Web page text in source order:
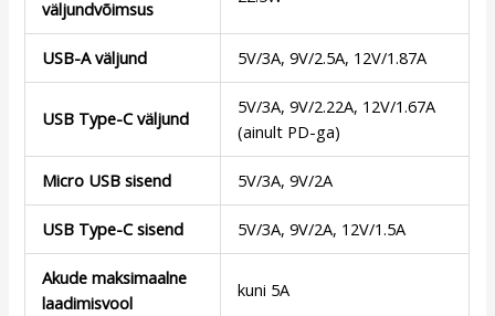
väljundvõimsus
USB-A väljund 5V/3A, 9V/2.5A, 12V/1.87A
USB Type-C väljund
5V/3A, 9V/2.22A, 12V/1.67A
(ainult PD-ga)
Micro USB sisend 5V/3A, 9V/2A
USB Type-C sisend 5V/3A, 9V/2A, 12V/1.5A
Akude maksimaalne
laadimisvool
kuni 5A